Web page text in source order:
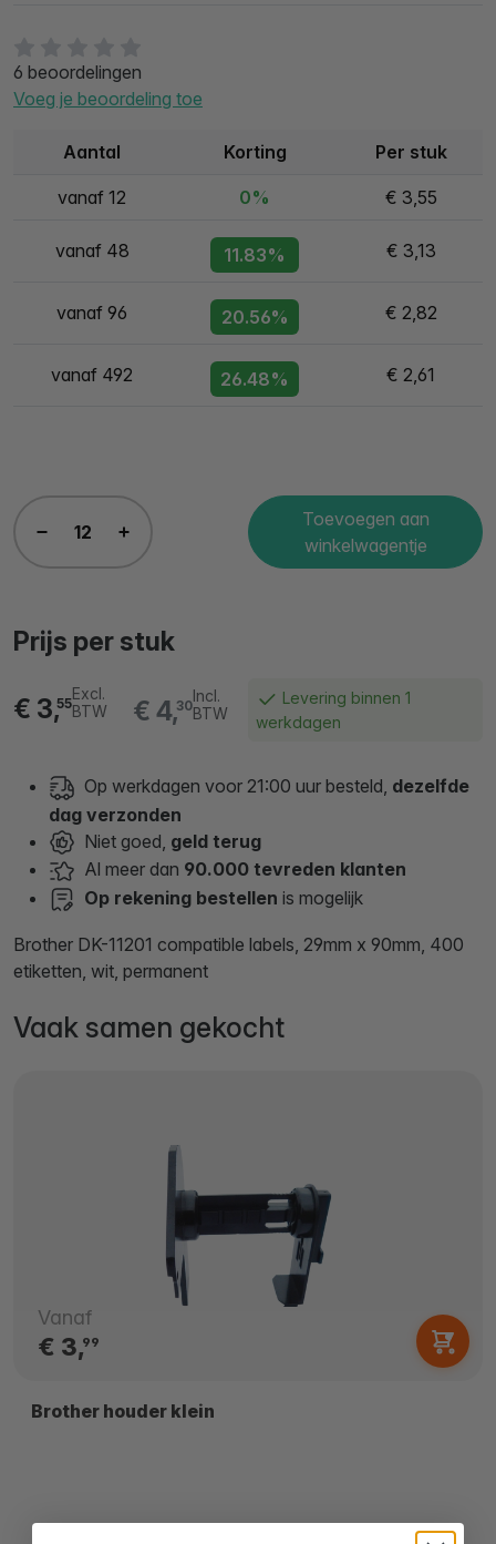
6 beoordelingen
Voeg je beoordeling toe
Aantal Korting Per stuk
vanaf 12 0% € 3,55
vanaf 48 11.83% € 3,13
vanaf 96 20.56% € 2,82
vanaf 492 26.48% € 2,61
Toevoegen aan
winkelwagentje
Prijs per stuk
€ 4,30
Incl.
BTW
€ 3,55
Excl.
BTW
Levering binnen 1
werkdagen
Op werkdagen voor 21:00 uur besteld, dezelfde
dag verzonden
Niet goed, geld terug
Al meer dan 90.000 tevreden klanten
Op rekening bestellen is mogelijk
Brother DK-11201 compatible labels, 29mm x 90mm, 400
etiketten, wit, permanent
Vaak samen gekocht
Vanaf
€ 3,99
Brother houder klein